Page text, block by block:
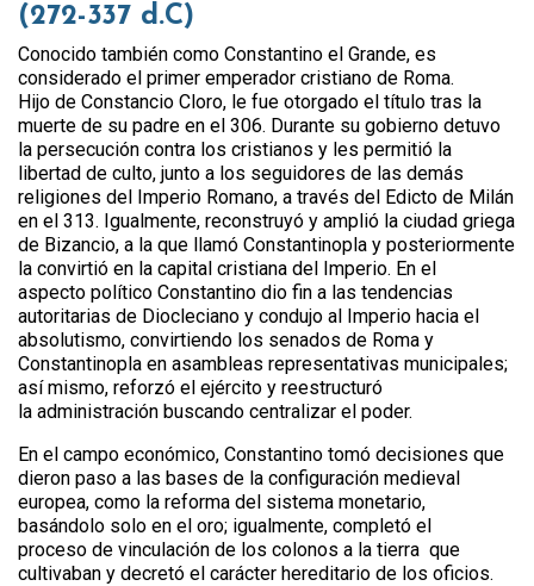
(272-337 d.C)
Conocido también como Constantino el Grande, es
considerado el primer emperador cristiano de Roma.
Hijo de Constancio Cloro, le fue otorgado el título tras la
muerte de su padre en el 306. Durante su gobierno detuvo
la persecución contra los cristianos y les permitió la
libertad de culto, junto a los seguidores de las demás
religiones del Imperio Romano, a través del Edicto de Milán
en el 313. Igualmente, reconstruyó y amplió la ciudad griega
de Bizancio, a la que llamó Constantinopla y posteriormente
la convirtió en la capital cristiana del Imperio. En el
aspecto político Constantino dio fin a las tendencias
autoritarias de Diocleciano y condujo al Imperio hacia el
absolutismo, convirtiendo los senados de Roma y
Constantinopla en asambleas representativas municipales;
así mismo, reforzó el ejército y reestructuró
la administración buscando centralizar el poder.
En el campo económico, Constantino tomó decisiones que
dieron paso a las bases de la configuración medieval
europea, como la reforma del sistema monetario,
basándolo solo en el oro; igualmente, completó el
proceso de vinculación de los colonos a la tierra que
cultivaban y decretó el carácter hereditario de los oficios.